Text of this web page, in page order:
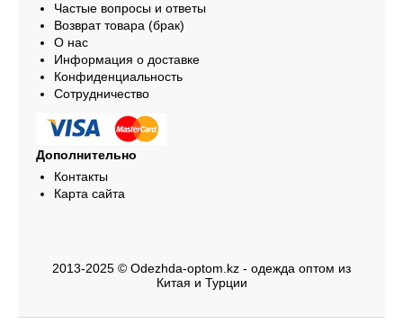
Частые вопросы и ответы
Возврат товара (брак)
О нас
Информация о доставке
Конфиденциальность
Сотрудничество
Дополнительно
Контакты
Карта сайта
2013-2025 © Odezhda-optom.kz - одежда оптом из
Китая и Турции